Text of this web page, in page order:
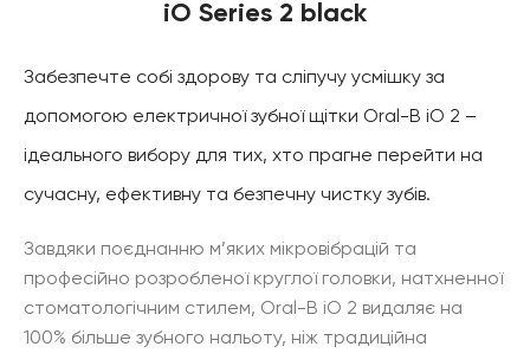
iO Series 2 black
Забезпечте собі здорову та сліпучу усмішку за
допомогою електричної зубної щітки Oral-B iO 2 –
ідеального вибору для тих, хто прагне перейти на
сучасну, ефективну та безпечну чистку зубів.
Завдяки поєднанню м’яких мікровібрацій та
професійно розробленої круглої головки, натхненної
стоматологічним стилем, Oral-B iO 2 видаляє на
100% більше зубного нальоту, ніж традиційна